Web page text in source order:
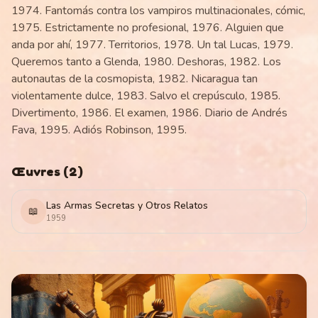
1974. Fantomás contra los vampiros multinacionales, cómic,
1975. Estrictamente no profesional, 1976. Alguien que
anda por ahí, 1977. Territorios, 1978. Un tal Lucas, 1979.
Queremos tanto a Glenda, 1980. Deshoras, 1982. Los
autonautas de la cosmopista, 1982. Nicaragua tan
violentamente dulce, 1983. Salvo el crepúsculo, 1985.
Divertimento, 1986. El examen, 1986. Diario de Andrés
Fava, 1995. Adiós Robinson, 1995.
Œuvres (2)
📖 Las Armas Secretas y Otros Relatos
1959